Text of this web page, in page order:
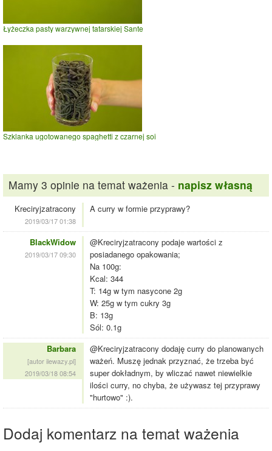
Łyżeczka pasty warzywnej tatarskiej Sante
Szklanka ugotowanego spaghetti z czarnej soi
Mamy 3 opinie na temat ważenia - napisz własną
Kreciryjzatracony
2019/03/17 01:38
A curry w formie przyprawy?
BlackWidow
2019/03/17 09:30
@Kreciryjzatracony podaje wartości z
posiadanego opakowania;
Na 100g:
Kcal: 344
T: 14g w tym nasycone 2g
W: 25g w tym cukry 3g
B: 13g
Sól: 0.1g
Barbara
[autor ilewazy.pl]
2019/03/18 08:54
@Kreciryjzatracony dodaję curry do planowanych
ważeń. Muszę jednak przyznać, że trzeba być
super dokładnym, by wliczać nawet niewielkie
ilości curry, no chyba, że używasz tej przyprawy
"hurtowo" :).
Dodaj komentarz na temat ważenia